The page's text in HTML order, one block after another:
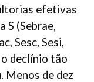
efetivas
S (Sebrae,
Sesc, Sesi,
o declínio tão
Menos de dez